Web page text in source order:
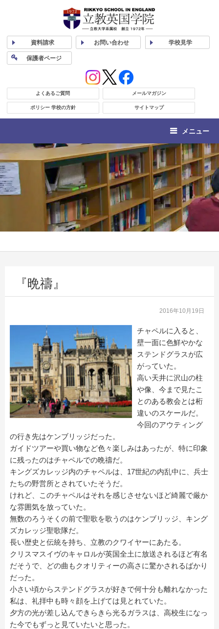
資料請求 お問い合わせ 学校見学
保護者ページ
よくあるご質問 メールマガジン
ポリシー 学校の方針 サイトマップ
メニュー
『晩禱』
2016年10月19日
チャペルに入ると、
壁一面に色鮮やかな
ステンドグラスが広
がっていた。
高い天井に沢山の柱
や像、今まで見たこ
とのある教会とは桁
違いのスケールだ。
今回のアウティング
の行き先はケンブリッジだった。
ガイドツアーや買い物など色々楽しみはあったが、特に印象
に残ったのはチャペルでの晩禱だ。
キングズカレッジ内のチャペルは、17世紀の内乱中に、兵士
たちの野営所とされていたそうだ。
けれど、このチャペルはそれを感じさせないほど綺麗で厳か
な雰囲気を放っていた。
無数のろうそくの前で聖歌を歌うのはケンブリッジ、キング
ズカレッジ聖歌隊だ。
長い歴史と伝統を持ち、立教のクワイヤーにあたる。
クリスマスイヴのキャロルが英国全土に放送されるほど有名
だそうで、どの曲もクオリティーの高さに驚かされるばかり
だった。
小さい頃からステンドグラスが好きで何十分も離れなかった
私は、礼拝中も時々顔を上げては見とれていた。
夕方の光が差し込んできらきら光るガラスは、高校生になっ
た今でもずっと見ていたいと思った。